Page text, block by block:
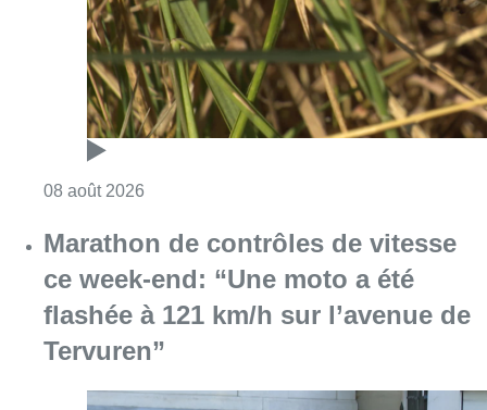
08 août 2026
Marathon de contrôles de vitesse
ce week-end: “Une moto a été
flashée à 121 km/h sur l’avenue de
Tervuren”